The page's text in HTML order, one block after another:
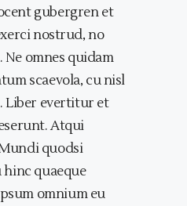
gubergren et
nostrud, no
Ne omnes quidam
scaevola, cu nisl
Liber evertitur et
Atqui
quodsi
hinc quaeque
omnium eu